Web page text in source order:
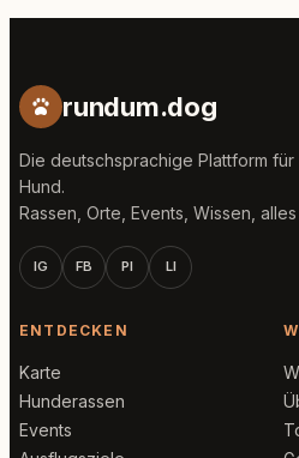
rundum.dog
Die deutschsprachige Plattform für
Hund.
Rassen, Orte, Events, Wissen,
IG FB PI LI
ENTDECKEN
Karte
Hunderassen
Events